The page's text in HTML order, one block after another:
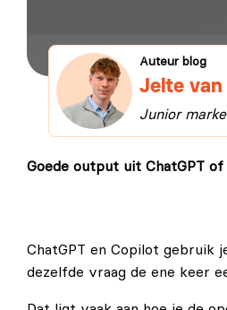
Auteur blog
Jelte van
Junior
Goede output uit ChatGPT
ChatGPT en Copilot gebruik
dezelfde vraag de ene keer